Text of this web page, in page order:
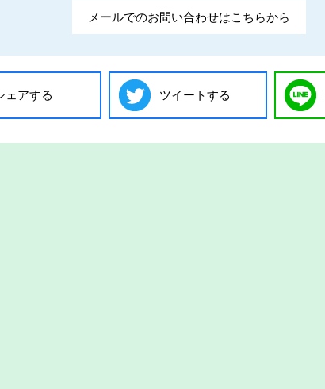
メールでのお問い合わせはこちらから
ェアする ツイートする